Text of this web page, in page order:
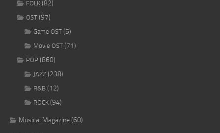
FOLK (82)
OST (97)
Game OST (5)
Movie OST (71)
POP (860)
JAZZ (238)
R&B (12)
ROCK (94)
Musical Magazine(60)